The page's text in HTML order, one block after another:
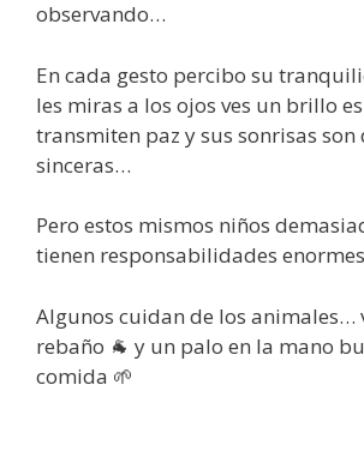
observando…
En cada gesto percibo su
les miras a los ojos ves un brillo
transmiten paz y sus sonrisas son
sinceras…
Pero estos mismos niños
tienen responsabilidades
Algunos cuidan de los animales…
rebaño 🐐 y un palo en la mano
comida 🌱